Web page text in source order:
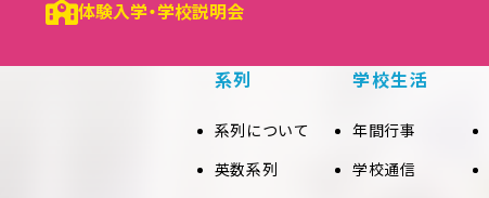
体験入学・学校説明会
系列
系列について
英数系列
学校生活
年間行事
学校通信